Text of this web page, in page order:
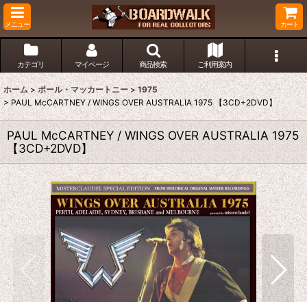
メニュー カート
カテゴリ マイページ 商品検索 ご利用案内
ホーム > ポール・マッカートニー > 1975
> PAUL McCARTNEY / WINGS OVER AUSTRALIA 1975 【3CD+2DVD】
PAUL McCARTNEY / WINGS OVER AUSTRALIA 1975
【3CD+2DVD】